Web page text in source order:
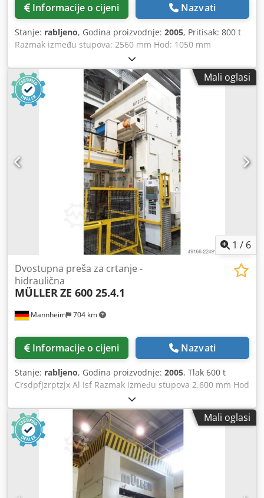
Informacije o cijeni Nazvati
Stanje: rabljeno, Godina proizvodnje: 2005, Pritisak: 800 t
Razmak između stupova: 2560 mm Hod: 1050 mm
Udaljenost stol/klip, gornji hod: 1870 mm Površina stola:
2500 x 1730 mm Tlak izvlačnog jastuka u stolu: 300 t
Csdpfxjzrpt Ij Al Iorf Hod izvlačnog jastuka u stolu: 395 mm
Površina izvlačnog jastuka u stolu: 2300 x 1300 mm
Površina klipa: 2500 x 1730 mm Tlak izvlačnog jastuka u
klipu: 63 t Hod izvlačnog jastuka u klipu: 150 mm Bočni
prolaz između stupova: 1000 mm Kapacitet ulja: 4300 l
Pogonska snaga: 200,0 kW Potrebna površina (DxŠxV): 4,1 x
2,8 x 10,0 m Visina iznad poda: 7,0 m Godina proizvodnje:
1974 Generalno obnovljena 2005: bivši BZE 800, proizvođač
ugradio novi klip i cilindar te preradio na ZE 800 s uljno-
hidrauličkim pogonom, hidraulički upravljanim izvlačnim
jastucima u stolu i klipu Demontirana i uskladištena -
Video dostupan kod prodavatelja prije demontaže
Mali oglasi
1 / 6
Mannheim 704 km
Dvostupna preša za crtanje -
hidraulična
MÜLLERZE 600 25.4.1
Informacije o cijeni Nazvati
Stanje: rabljeno, Godina proizvodnje: 2005, Tlak 600 t
Crsdpfjzrptzjx Al Isf Razmak između stupova 2.600 mm Hod
900 mm Udaljenost stol-bramac, veliki hod gore,
podešavanje gore 1.600 mm Površina stola 2.500 x 1.730
mm Tlak povlačnog jastuka u stolu 250 t Hod povlačnog
jastuka u stolu 400 mm Površina povlačnog jastuka u stolu
2.300 x 1.300 mm Tlak povlačnog jastuka u bramcu 63 t
Hod povlačnog jastuka u bramcu 160 mm Površina
povlačnog jastuka u bramcu 1.900 x 1.300 mm Površina
bramca 2.500 x 1.730 mm Bočni prolaz između stupova
Mali oglasi